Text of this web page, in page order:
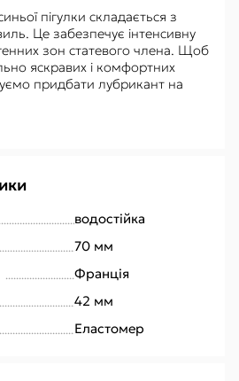
пігулки складається з
Це забезпечує інтенсивну
зон статевого члена. Щоб
яскравих і комфортних
придбати лубрикант на
водостійка
70 мм
Франція
42 мм
Еластомер